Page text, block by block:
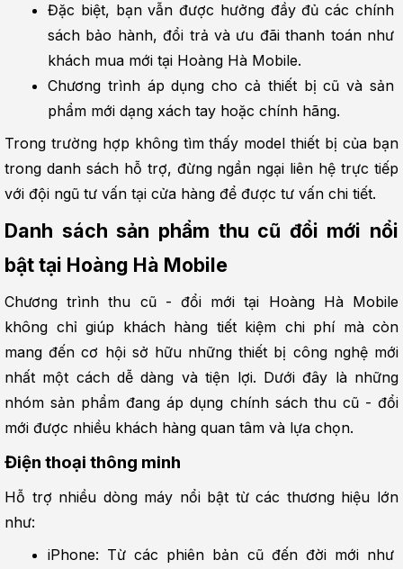
Đặc biệt, bạn vẫn được hưởng đầy đủ các chính
sách bảo hành, đổi trả và ưu đãi thanh toán như
khách mua mới tại Hoàng Hà Mobile.
Chương trình áp dụng cho cả thiết bị cũ và sản
phẩm mới dạng xách tay hoặc chính hãng.
Trong trường hợp không tìm thấy model thiết bị của bạn
trong danh sách hỗ trợ, đừng ngần ngại liên hệ trực tiếp
với đội ngũ tư vấn tại cửa hàng để được tư vấn chi tiết.
Danh sách sản phẩm thu cũ đổi mới nổi
bật tại Hoàng Hà Mobile
Chương trình thu cũ - đổi mới tại Hoàng Hà Mobile
không chỉ giúp khách hàng tiết kiệm chi phí mà còn
mang đến cơ hội sở hữu những thiết bị công nghệ mới
nhất một cách dễ dàng và tiện lợi. Dưới đây là những
nhóm sản phẩm đang áp dụng chính sách thu cũ - đổi
mới được nhiều khách hàng quan tâm và lựa chọn.
Điện thoại thông minh
Hỗ trợ nhiều dòng máy nổi bật từ các thương hiệu lớn
như:
iPhone: Từ các phiên bản cũ đến đời mới như